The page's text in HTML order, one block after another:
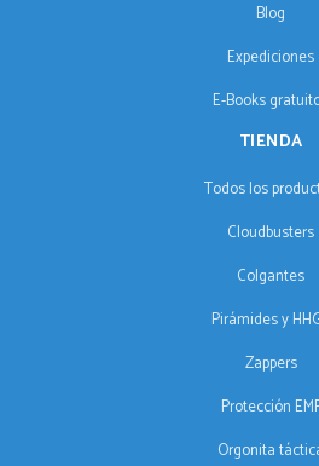
Blog
Expediciones
E-Books
TIENDA
Todos los
Cloudbusters
Colgantes
Pirámides y
Zappers
Protección
Orgonita